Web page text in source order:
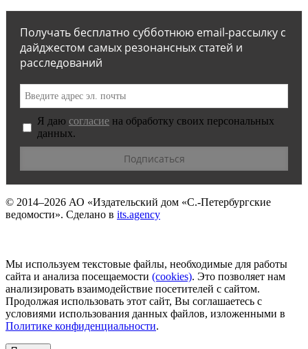
Получать бесплатно субботнюю email-рассылку с
дайджестом самых резонансных статей и
расследований
Я даю согласие на обработку своих персональных
данных.
© 2014–2026 АО «Издательский дом «С.-Петербургские
ведомости». Сделано в its.agency
Мы используем текстовые файлы, необходимые для работы
сайта и анализа посещаемости (сookies). Это позволяет нам
анализировать взаимодействие посетителей с сайтом.
Продолжая использовать этот сайт, Вы соглашаетесь с
условиями использования данных файлов, изложенными в
Политике конфиденциальности.